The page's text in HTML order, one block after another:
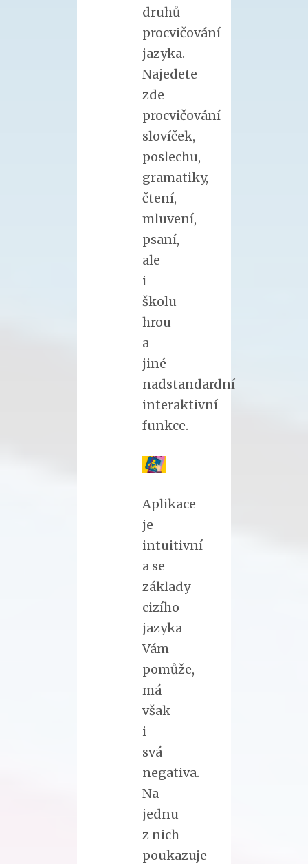
druhů
procvičování
jazyka.
Najedete
zde
procvičování
slovíček,
poslechu,
gramatiky,
čtení,
mluvení,
psaní,
ale
i
školu
hrou
a
jiné
nadstandardní
interaktivní
funkce.
Aplikace
je
intuitivní
a se
základy
cizího
jazyka
Vám
pomůže,
má
však
i
svá
negativa.
Na
jednu
z nich
poukazuje